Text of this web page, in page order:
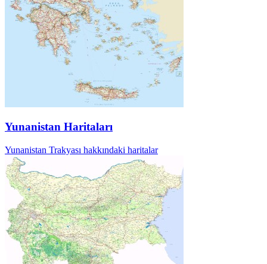
Yunanistan Haritaları
Yunanistan Trakyası hakkındaki haritalar